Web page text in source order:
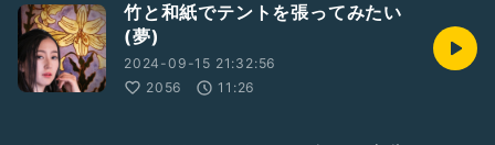
竹と和紙でテントを張ってみたい
(夢)
2024-09-15 21:32:56
2056
11:26